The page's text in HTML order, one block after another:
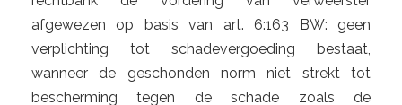
afgewezen op basis van art. 6:163 BW: geen
verplichting tot schadevergoeding bestaat,
wanneer de geschonden norm niet strekt tot
bescherming tegen de schade zoals de